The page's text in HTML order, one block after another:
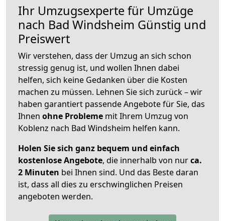
Ihr Umzugsexperte für Umzüge
nach Bad Windsheim Günstig und
Preiswert
Wir verstehen, dass der Umzug an sich schon
stressig genug ist, und wollen Ihnen dabei
helfen, sich keine Gedanken über die Kosten
machen zu müssen. Lehnen Sie sich zurück – wir
haben garantiert passende Angebote für Sie, das
Ihnen ohne Probleme mit Ihrem Umzug von
Koblenz nach Bad Windsheim helfen kann.
Holen Sie sich ganz bequem und einfach
kostenlose Angebote, die innerhalb von nurca.
2 Minuten bei Ihnen sind. Und das Beste daran
ist, dass all dies zu erschwinglichen Preisen
angeboten werden.